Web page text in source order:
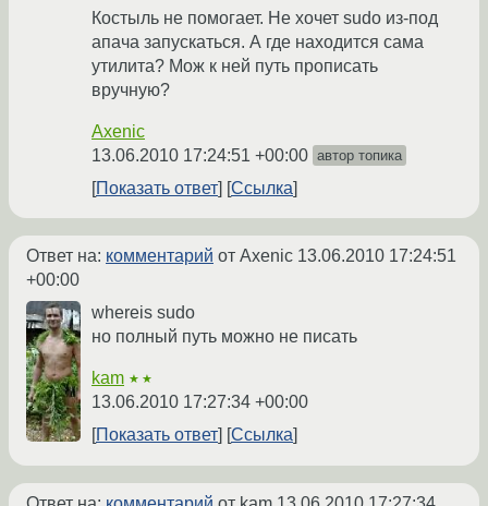
Костыль не помогает. Не хочет sudo из-под
апача запускаться. А где находится сама
утилита? Мож к ней путь прописать
вручную?
Axenic
13.06.2010 17:24:51 +00:00 автор топика
Показать ответ Ссылка
Ответ на: комментарий от Axenic 13.06.2010 17:24:51
+00:00
whereis sudo
но полный путь можно не писать
kam ★★
13.06.2010 17:27:34 +00:00
Показать ответ
Ссылка